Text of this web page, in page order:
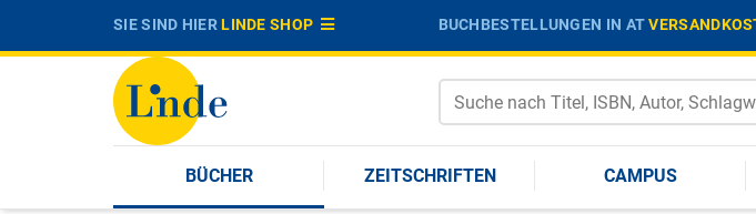
SIE SIND HIERLINDE SHOP BUCHBESTELLUNGEN IN AT
BÜCHER ZEITSCHRIFTEN CAMPUS